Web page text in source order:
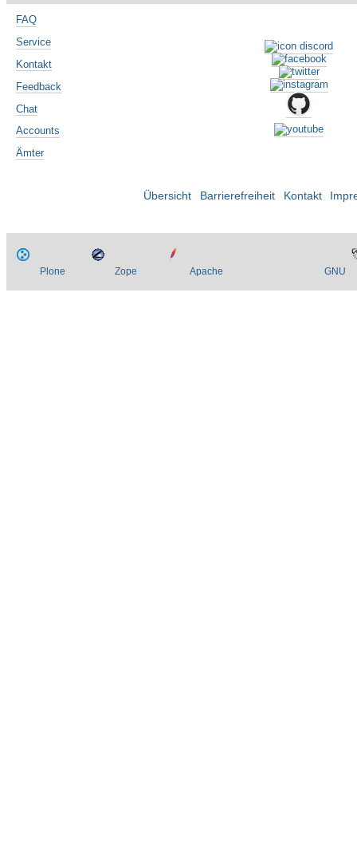
FAQ
Service
Kontakt
Feedback
Chat
Accounts
Ämter
Übersicht Barrierefreiheit Kontakt
Plone Zope Apache GNU